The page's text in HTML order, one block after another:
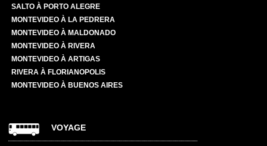
SALTO À PORTO ALEGRE
MONTEVIDEO À LA PEDRERA
MONTEVIDEO À MALDONADO
MONTEVIDEO À RIVERA
MONTEVIDEO À ARTIGAS
RIVERA À FLORIANOPOLIS
MONTEVIDEO À BUENOS AIRES
VOYAGE